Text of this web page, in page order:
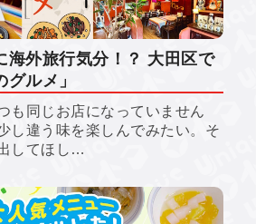
海外旅行気分！？ 大田区で
ルメ」
も同じお店になっていません
し違う味を楽しんでみたい。そ
してほし…